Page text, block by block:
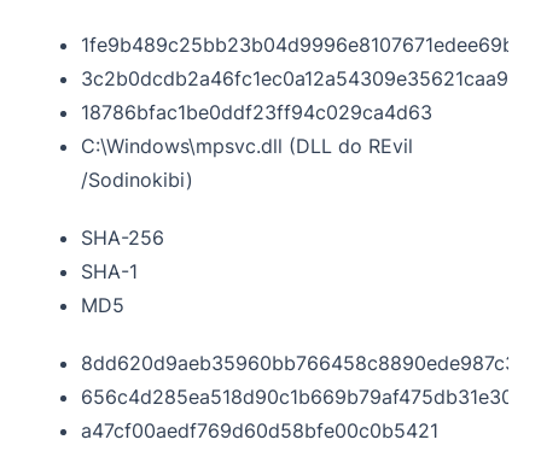
3c2b0dcdb2a46fc1ec0a12a54309e35621caa925
18786bfac1be0ddf23ff94c029ca4d63
C:\Windows\mpsvc.dll (DLL do REvil
/Sodinokibi)
SHA-256
SHA-1
MD5
656c4d285ea518d90c1b669b79af475db31e30b1
a47cf00aedf769d60d58bfe00c0b5421